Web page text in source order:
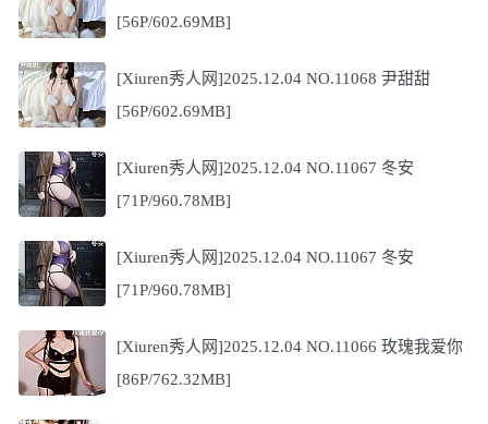
[56P/602.69MB]
[Xiuren秀人网]2025.12.04 NO.11068 尹甜甜
[56P/602.69MB]
[Xiuren秀人网]2025.12.04 NO.11067 冬安
[71P/960.78MB]
[Xiuren秀人网]2025.12.04 NO.11067 冬安
[71P/960.78MB]
[Xiuren秀人网]2025.12.04 NO.11066 玫瑰我爱你
[86P/762.32MB]